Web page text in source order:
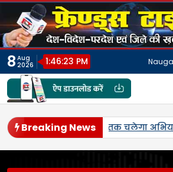
Skip
content
8 Aug
2026
1:46:26 PM
फ्रेंड्स टाइम्स
Breaking News
जनपद में पहली बार एमएसपी पर होगी